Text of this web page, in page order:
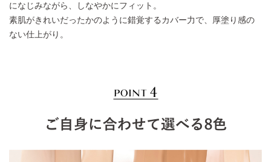
になじみながら、しなやかにフィット。
素肌がきれいだったかのように錯覚するカバー力で、厚塗り感の
ない仕上がり。